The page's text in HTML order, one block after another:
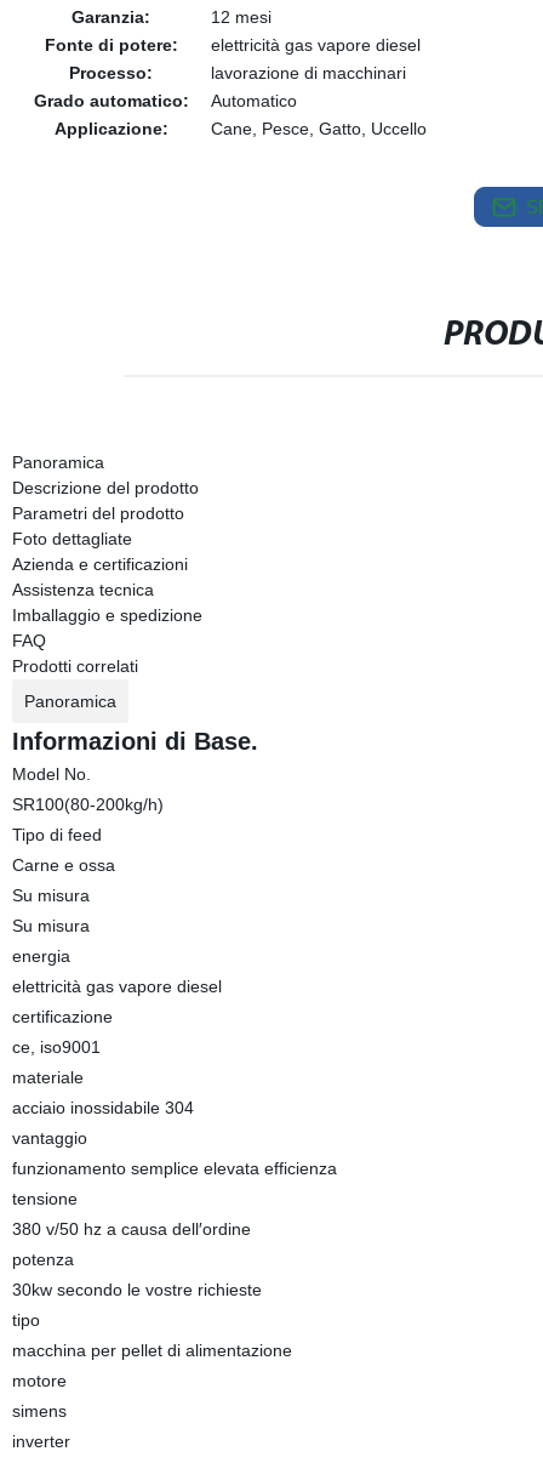
Garanzia:
12 mesi
Fonte di potere:
elettricità gas vapore diesel
Processo:
lavorazione di macchinari
Grado automatico:
Automatico
Applicazione:
Cane, Pesce, Gatto, Uccello
Panoramica
Descrizione del prodotto
Parametri del prodotto
Foto dettagliate
Azienda e certificazioni
Assistenza tecnica
Imballaggio e spedizione
FAQ
Prodotti correlati
Panoramica
Informazioni di Base.
Model No.
SR100(80-200kg/h)
Tipo di feed
Carne e ossa
Su misura
Su misura
energia
elettricità gas vapore diesel
certificazione
ce, iso9001
materiale
acciaio inossidabile 304
vantaggio
funzionamento semplice elevata efficienza
tensione
380 v/50 hz a causa dell′ordine
potenza
30kw secondo le vostre richieste
tipo
macchina per pellet di alimentazione
motore
simens
inverter